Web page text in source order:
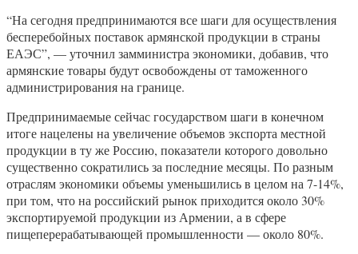
“На сегодня предпринимаются все шаги для осуществления
бесперебойных поставок армянской продукции в страны
ЕАЭС”, — уточнил замминистра экономики, добавив, что
армянские товары будут освобождены от таможенного
администрирования на границе.
Предпринимаемые сейчас государством шаги в конечном
итоге нацелены на увеличение объемов экспорта местной
продукции в ту же Россию, показатели которого довольно
существенно сократились за последние месяцы. По разным
отраслям экономики объемы уменьшились в целом на 7-14%,
при том, что на российский рынок приходится около 30%
экспортируемой продукции из Армении, а в сфере
пищеперерабатывающей промышленности — около 80%.